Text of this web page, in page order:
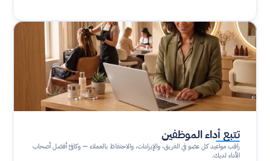
تتبع أداء الموظفين
الأداء لديك.